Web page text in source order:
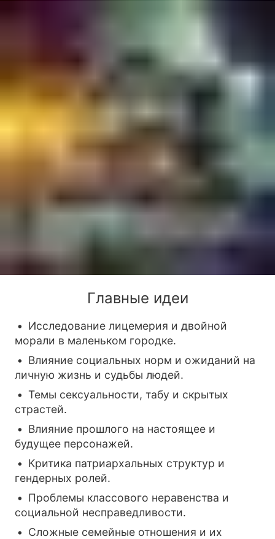
Главные идеи
Исследование лицемерия и двойной
морали в маленьком городке.
Влияние социальных норм и ожиданий на
личную жизнь и судьбы людей.
Темы сексуальности, табу и скрытых
страстей.
Влияние прошлого на настоящее и
будущее персонажей.
Критика патриархальных структур и
гендерных ролей.
Проблемы классового неравенства и
социальной несправедливости.
Сложные семейные отношения и их